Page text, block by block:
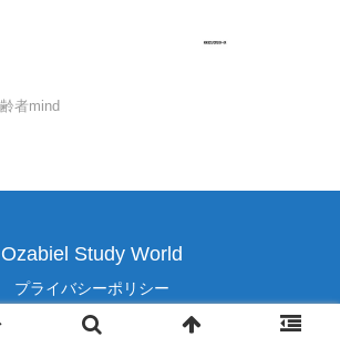
者mind
Ozabiel Study World
プライバシーポリシー
2024 Ozabiel Study World.